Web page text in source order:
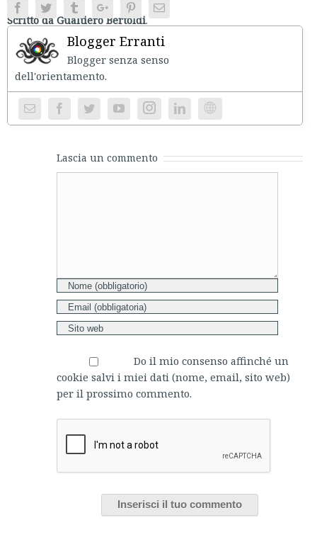
Scritto da Gualtiero Bertoldi.
FacebookTwitter TumblrGoogle+PinterestEmail
Blogger Erranti
Blogger senza senso
Instagram Website
Lascia un commento
Do il mio consenso affinché un
cookie salvi i miei dati (nome, email, sito web)
per il prossimo commento.